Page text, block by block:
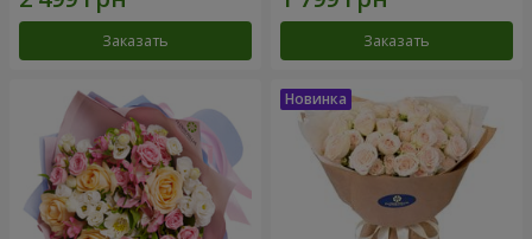
Заказать Заказать